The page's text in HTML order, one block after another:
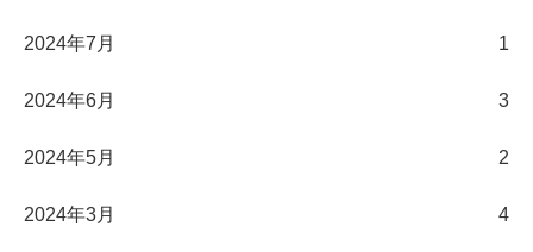
2024年7月 1
2024年6月 3
2024年5月 2
2024年3月 4